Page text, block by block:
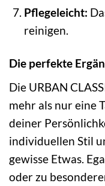
Pflegeleicht:
reinigen.
Die perfekte
Die URBAN
mehr als nur eine
deiner
individuellen Stil
gewisse Etwas.
oder zu